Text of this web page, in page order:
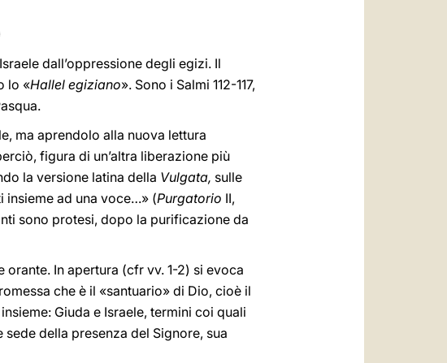
dall’oppressione degli egizi. Il
lo «Hallel egiziano». Sono i Salmi 112-117,
ma aprendolo alla nuova lettura
figura di un’altra liberazione più
la versione latina della Vulgata, sulle
insieme ad una voce…» (Purgatorio II,
sono protesi, dopo la purificazione da
In apertura (cfr vv. 1-2) si evoca
che è il «santuario» di Dio, cioè il
Giuda e Israele, termini coi quali
della presenza del Signore, sua